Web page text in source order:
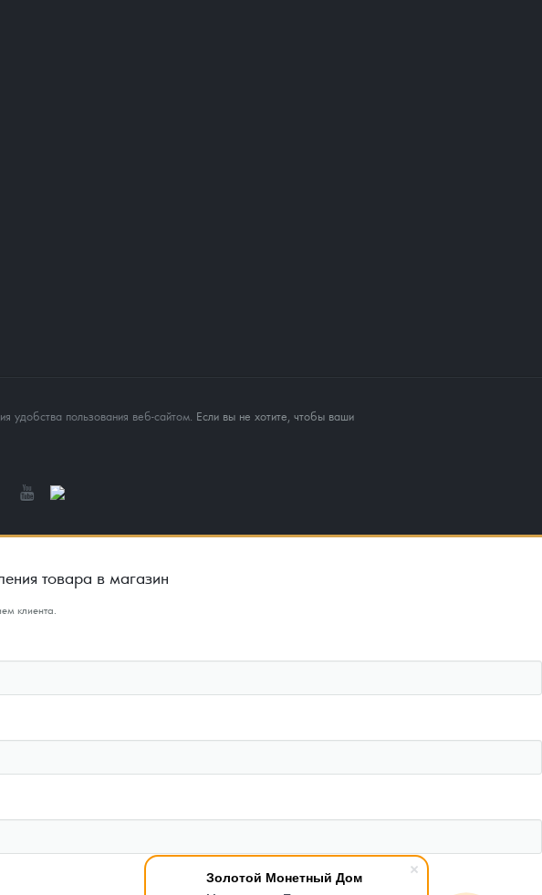
Золотой Монетный Дом
пользования веб-сайтом. Если вы не хотите, чтобы ваши
товара в магазин
клиента.